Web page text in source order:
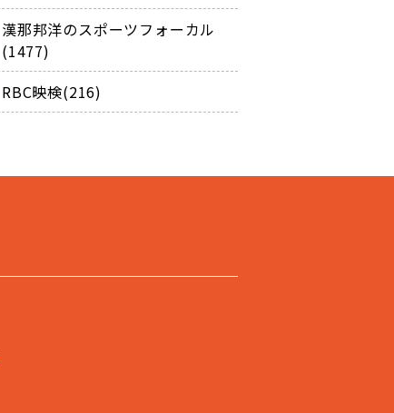
漢那邦洋のスポーツフォーカル
(1477)
RBC映検(216)